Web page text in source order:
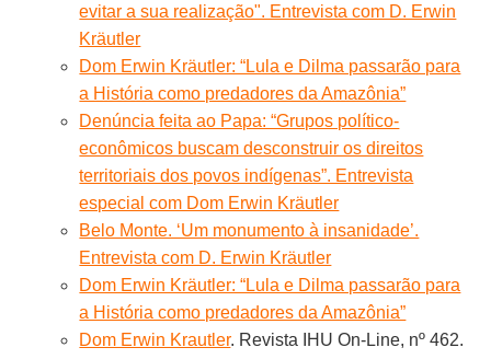
evitar a sua realização". Entrevista com D. Erwin
Kräutler
Dom Erwin Kräutler: “Lula e Dilma passarão para
a História como predadores da Amazônia”
Denúncia feita ao Papa: “Grupos político-
econômicos buscam desconstruir os direitos
territoriais dos povos indígenas”. Entrevista
especial com Dom Erwin Kräutler
Belo Monte. ‘Um monumento à insanidade’.
Entrevista com D. Erwin Kräutler
Dom Erwin Kräutler: “Lula e Dilma passarão para
a História como predadores da Amazônia”
Dom Erwin Krautler. Revista IHU On-Line, nº 462.